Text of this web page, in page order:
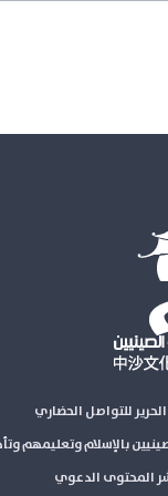
للتواصل الحضاري
بالإسلام وتعليمهم
المحتوى الدعوي